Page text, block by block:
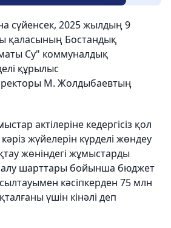
сүйенсек, 2025 жылдың 9
қаласының Бостандық
Су" коммуналдық
құрылыс
М. Жолдыбаевтың
актілеріне кедергісіз қол
жүйелерін күрделі жөндеу
жөніндегі жұмыстарды
алу шарттары бойынша бюджет
кәсіпкерден 75 млн
үшін кінәлі деп